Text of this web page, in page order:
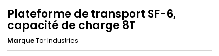
Plateforme de transport SF-6,
capacité de charge 8T
MarqueTor Industries